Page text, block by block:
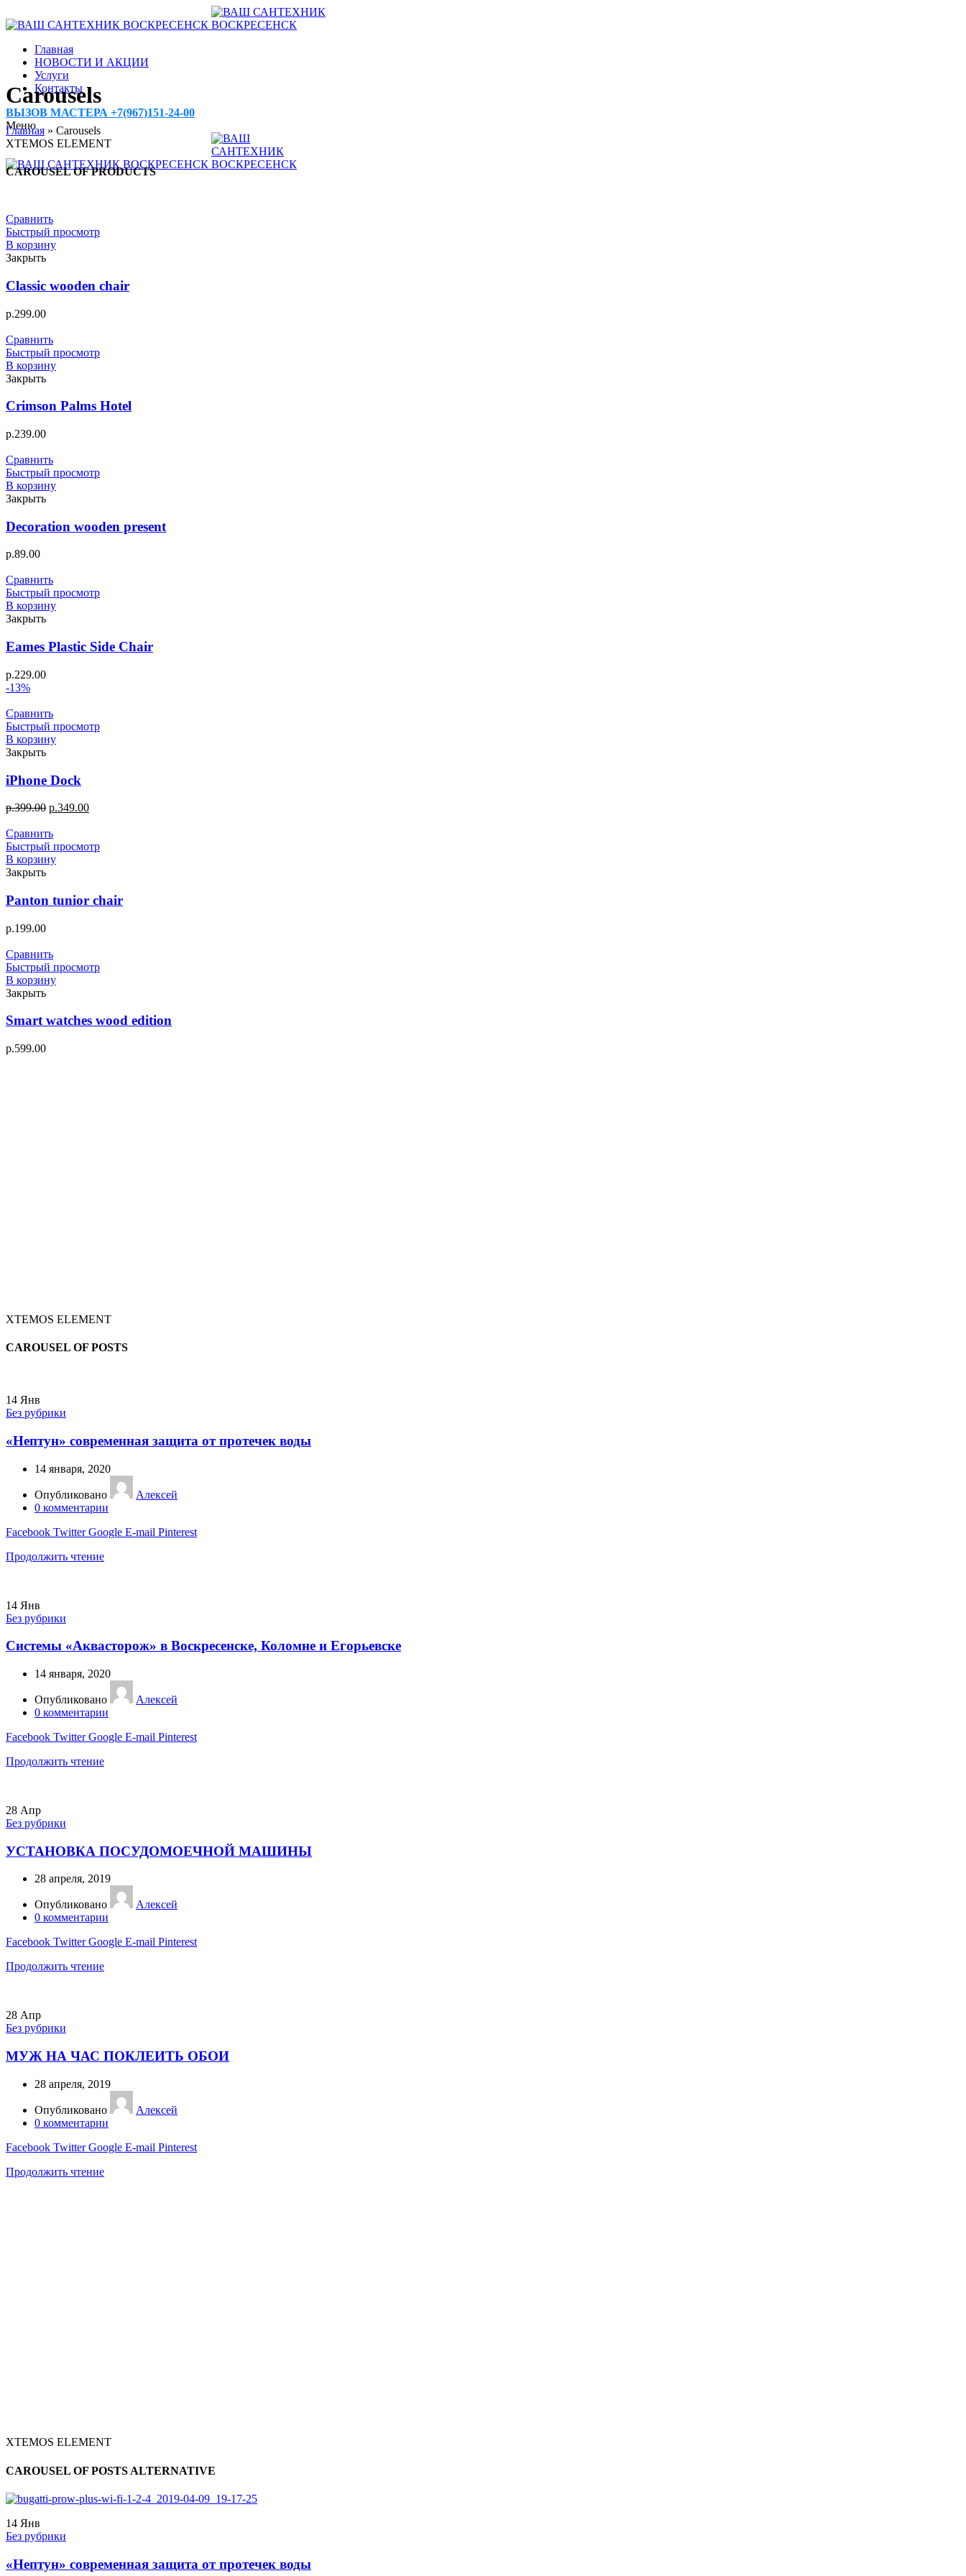
Главная
НОВОСТИ И АКЦИИ
Услуги
Контакты
ВЫЗОВ МАСТЕРА +7(967)151-24-00
Меню
Carousels
Главная » Carousels
XTEMOS ELEMENT
CAROUSEL OF PRODUCTS
Сравнить
Быстрый просмотр
В корзину
Закрыть
Classic wooden chair
р.299.00
Сравнить
Быстрый просмотр
В корзину
Закрыть
Crimson Palms Hotel
р.239.00
Сравнить
Быстрый просмотр
В корзину
Закрыть
Decoration wooden present
р.89.00
Сравнить
Быстрый просмотр
В корзину
Закрыть
Eames Plastic Side Chair
р.229.00
-13%
Сравнить
Быстрый просмотр
В корзину
Закрыть
iPhone Dock
р.399.00 р.349.00
Сравнить
Быстрый просмотр
В корзину
Закрыть
Panton tunior chair
р.199.00
Сравнить
Быстрый просмотр
В корзину
Закрыть
Smart watches wood edition
р.599.00
XTEMOS ELEMENT
CAROUSEL OF POSTS
14 Янв
Без рубрики
«Нептун» современная защита от протечек воды
14 января, 2020
Опубликовано
Алексей
0 комментарии
Facebook Twitter Google E-mail Pinterest
Продолжить чтение
14 Янв
Без рубрики
Системы «Аквасторож» в Воскресенске, Коломне и Егорьевске
14 января, 2020
Опубликовано
Алексей
0 комментарии
Facebook Twitter Google E-mail Pinterest
Продолжить чтение
28 Апр
Без рубрики
УСТАНОВКА ПОСУДОМОЕЧНОЙ МАШИНЫ
28 апреля, 2019
Опубликовано
Алексей
0 комментарии
Facebook Twitter Google E-mail Pinterest
Продолжить чтение
28 Апр
Без рубрики
МУЖ НА ЧАС ПОКЛЕИТЬ ОБОИ
28 апреля, 2019
Опубликовано
Алексей
0 комментарии
Facebook Twitter Google E-mail Pinterest
Продолжить чтение
XTEMOS ELEMENT
CAROUSEL OF POSTS ALTERNATIVE
14 Янв
Без рубрики
«Нептун» современная защита от протечек воды